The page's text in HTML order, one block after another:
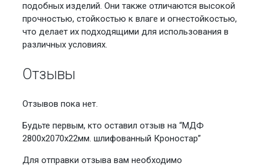
подобных изделий. Они также отличаются высокой
прочностью, стойкостью к влаге и огнестойкостью,
что делает их подходящими для использования в
различных условиях.
Отзывы
Отзывов пока нет.
Будьте первым, кто оставил отзыв на “МДФ
2800х2070х22мм. шлифованный Кроностар”
Для отправки отзыва вам необходимо